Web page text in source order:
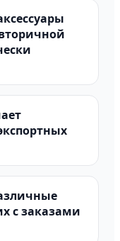
с заказами